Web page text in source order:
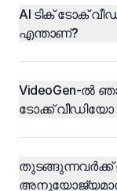
AI ടിക് ടോക്
എന്താണ്?
VideoGen-ൽ
ടോക്ക്